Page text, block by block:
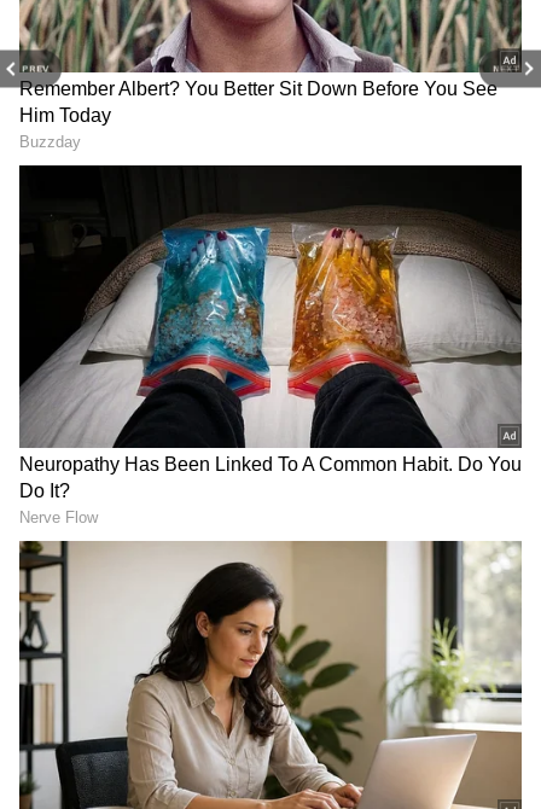
PREV NEXT
ஊட்டி மலை ரயில் ரத்து
அந்த வகையில் நீலகிரி மாவட்டத்தில்
இரண்டு நாட்கள் தொடர்ந்து மழை பெய்ய
வருவதை தவிர்க்க வேண்டுமென மாவட்ட
ஆட்சியர் சார்பாக கேட்டுக்
கொள்ளப்பட்டுள்ளது. அதிக மழை
காரணமாக பல இடங்களில் நிலச்சரிவும்
ஏற்பட்டுள்ளது. இரண்டு நாட்களுக்கு ஊட்டி
மலை ரயில் சேவையும் ரத்து
செய்யப்பட்டுள்ளது.
Rain Alert: அடுத்த 3 மணிநேரத்தில் 8
மாவட்டங்களில் அடிச்சு ஊத்தப்போகுதாம்
மழை! வானிலை மையம் அலர்ட் மெசேஜ்!